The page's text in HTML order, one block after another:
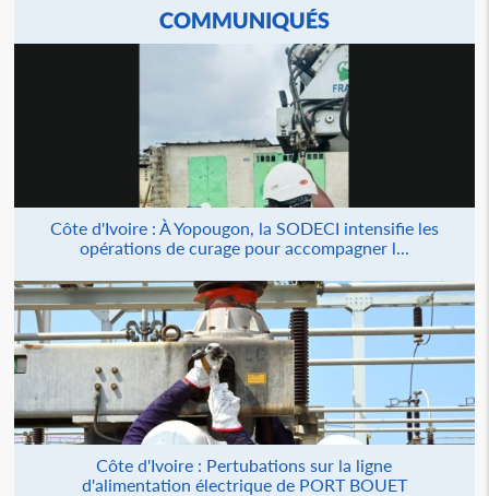
COMMUNIQUÉS
Côte d'Ivoire : À Yopougon, la SODECI intensifie les
opérations de curage pour accompagner l...
Côte d'Ivoire : Pertubations sur la ligne
d'alimentation électrique de PORT BOUET